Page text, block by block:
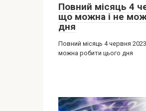
Повний місяць 4
що можна і не
дня
Повний місяць 4 червня
можна робити цього дня